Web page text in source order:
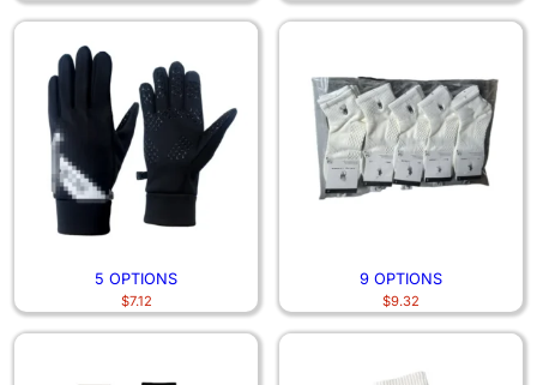
5 OPTIONS
$7.12
9 OPTIONS
$9.32